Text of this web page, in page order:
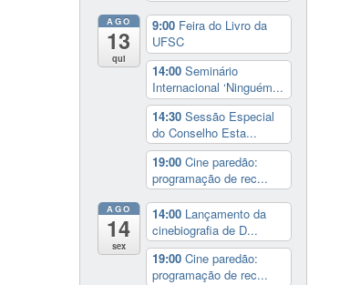
AGO
13
qui
9:00 Feira do Livro da
UFSC
14:00 Seminário
Internacional ‘Ninguém...
14:30 Sessão Especial
do Conselho Esta...
19:00 Cine paredão:
programação de rec...
AGO
14
sex
14:00 Lançamento da
cinebiografia de D...
19:00 Cine paredão:
programação de rec...